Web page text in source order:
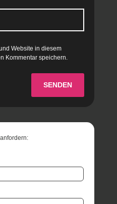
Website in diesem
Kommentar speichern.
SENDEN